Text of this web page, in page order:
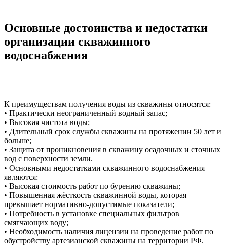
Основные достоинства и недостатки
организации скважинного
водоснабжения
К преимуществам получения воды из скважины относятся:
• Практически неограниченный водный запас;
• Высокая чистота воды;
• Длительный срок службы скважины на протяжении 50 лет и
больше;
• Защита от проникновения в скважину осадочных и сточных
вод с поверхности земли.
• Основными недостатками скважинного водоснабжения
являются:
• Высокая стоимость работ по бурению скважины;
• Повышенная жёсткость скважинной воды, которая
превышает нормативно-допустимые показатели;
• Потребность в установке специальных фильтров
смягчающих воду;
• Необходимость наличия лицензии на проведение работ по
обустройству артезианской скважины на территории РФ.